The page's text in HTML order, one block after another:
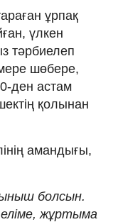
ұрпақ
үлкен
тәрбиелеп
шөбере,
ден астам
қолынан
амандығы,
болсын.
жұртыма